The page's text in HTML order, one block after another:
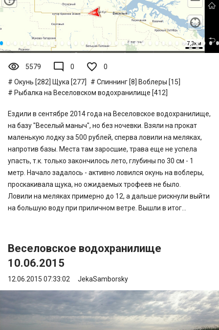
visibility 5579 mode_comment 0
0
Окунь [282] Щука [277] Спиннинг [8] Воблеры [15]
Рыбалка на Веселовском водохранилище [412]
Ездили в сентябре 2014 года на Веселовское водохранилище,
на базу "Веселый маныч", но без ночевки. Взяли на прокат
маленькую лодку за 500 рублей, сперва ловили на меляках,
напротив базы. Места там заросшие, трава еще не успела
упасть, т.к. только закончилось лето, глубины по 30 см - 1
метр. Начало задалось - активно ловился окунь на воблеры,
проскакивала щука, но ожидаемых трофеев не было.
Ловили на меляках примерно до 12, а дальше рискнули выйти
на большую воду при приличном ветре. Вышли в итог...
Веселовское водохранилище
10.06.2015
12.06.2015 07:33:02 JekaSamborsky